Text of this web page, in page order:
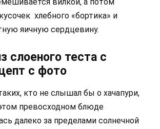
хлебного «бортика» и
яичную сердцевину.
слоеного теста с
с фото
кто не слышал бы о хачапури,
превосходном блюде
далеко за пределами солнечной